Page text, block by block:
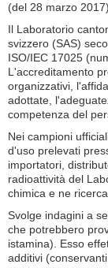
(del 28 marzo 2017).
Il Laboratorio
svizzero (SAS)
ISO/IEC 17025
L'accreditamento
organizzativi,
adottate,
competenza del
Nei campioni
d'uso prelevati
importatori,
radioattività del
chimica e ne
Svolge indagini a
che potrebbero
istamina). Esso
additivi